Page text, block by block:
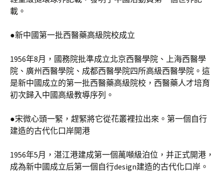
載。
●新中國第一批西醫藥高級院校成立
1956年8月，國務院批準成立北京西醫學院、上海西醫學
院、廣州西醫學院、成都西醫學院四所高級西醫學院。這
是新中國成立的第一批西醫藥高級院校，西醫藥人才培育
初次歸入中國高級教導序列。
●宋微心頭一緊，趕緊將它從花叢裡拉出來。第一個自行
建造的古代化口岸開港
1956年5月，湛江港建成第一個萬噸級泊位，并正式開港，
成為新中國成立后第一個自行design建造的古代化口岸。